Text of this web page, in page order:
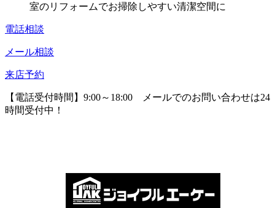
室のリフォームでお掃除しやすい清潔空間に
電話相談
メール相談
来店予約
【電話受付時間】9:00～18:00
メールでのお問い合わせは24
時間受付中！